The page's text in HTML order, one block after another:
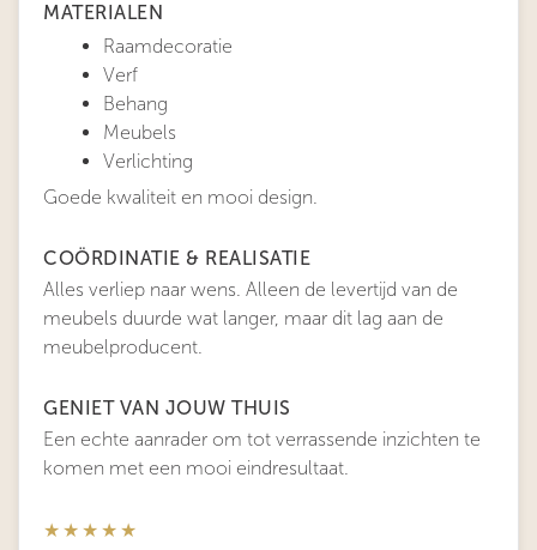
MATERIALEN
Raamdecoratie
Verf
Behang
Meubels
Verlichting
Goede kwaliteit en mooi design.
COÖRDINATIE & REALISATIE
Alles verliep naar wens. Alleen de levertijd van de
meubels duurde wat langer, maar dit lag aan de
meubelproducent.
GENIET VAN JOUW THUIS
Een echte aanrader om tot verrassende inzichten te
komen met een mooi eindresultaat.
★★★★★